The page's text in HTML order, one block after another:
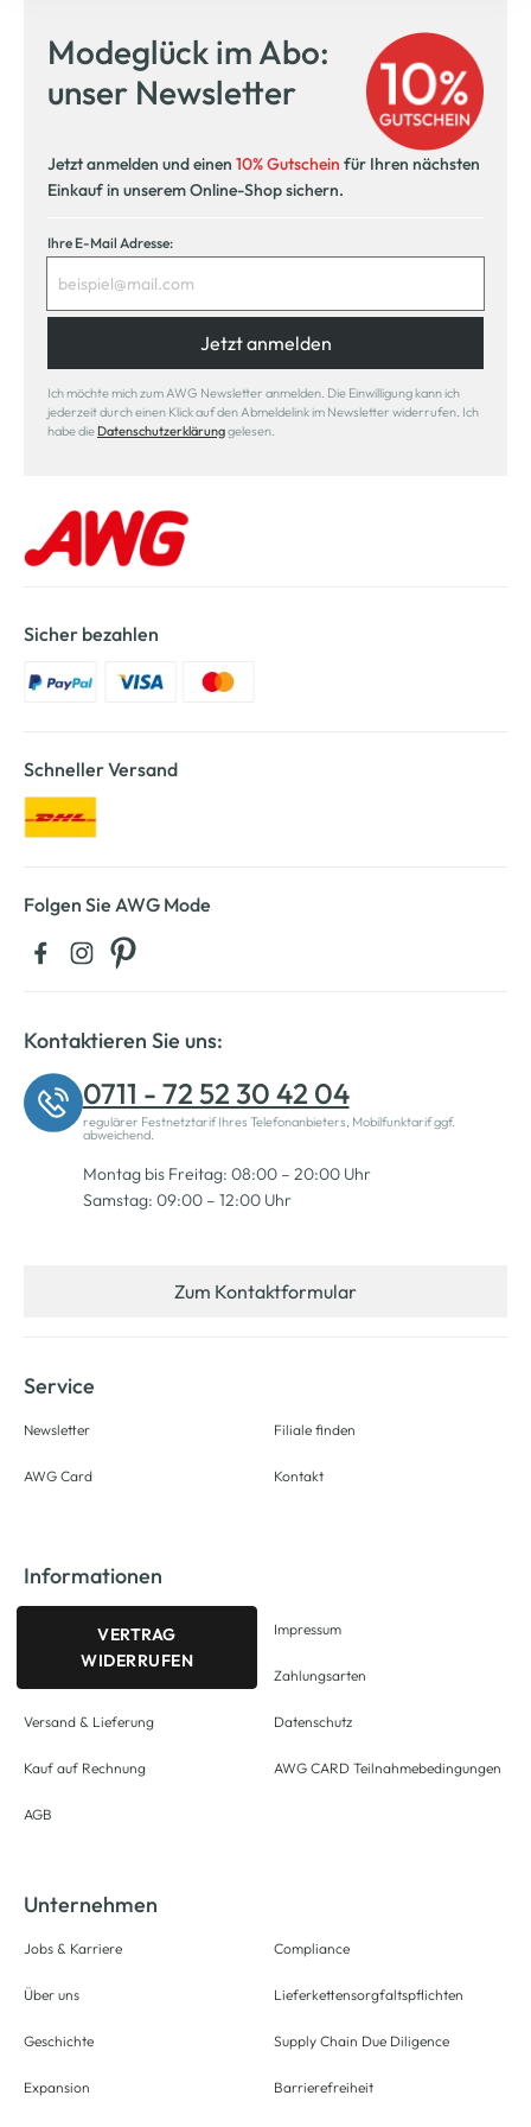
Modeglück im Abo:
unser Newsletter
Jetzt anmelden und einen 10% Gutschein für Ihren nächsten
Einkauf in unserem Online-Shop sichern.
Ihre E-Mail Adresse:
Jetzt anmelden
Ich möchte mich zum AWG Newsletter anmelden. Die Einwilligung kann ich
jederzeit durch einen Klick auf den Abmeldelink im Newsletter widerrufen. Ich
habe die Datenschutzerklärunggelesen.
Sicher bezahlen
Schneller Versand
Folgen Sie AWG Mode
Kontaktieren Sie uns:
0711 - 72 52 30 42 04
regulärer Festnetztarif Ihres Telefonanbieters, Mobilfunktarif ggf.
abweichend.
Montag bis Freitag: 08:00 – 20:00 Uhr
Samstag: 09:00 – 12:00 Uhr
Zum Kontaktformular
Service
Newsletter
AWG Card
Filiale finden
Kontakt
Informationen
VERTRAG
WIDERRUFEN
Versand & Lieferung
Kauf auf Rechnung
AGB
Impressum
Zahlungsarten
Datenschutz
AWG CARD Teilnahmebedingungen
Unternehmen
Jobs & Karriere
Über uns
Geschichte
Expansion
Compliance
Lieferkettensorgfaltspflichten
Supply Chain Due Diligence
Barrierefreiheit